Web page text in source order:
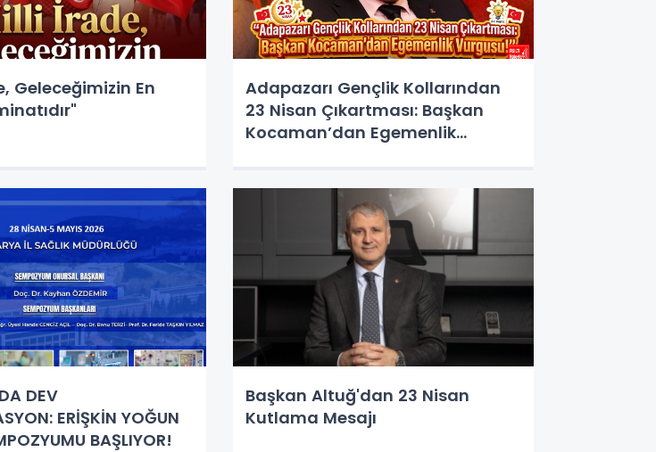
Geleceğimizin En
Adapazarı Gençlik Kollarından
23 Nisan Çıkartması: Başkan
Kocaman’dan Egemenlik
DEV
ERİŞKİN YOĞUN
BAŞLIYOR!
Başkan Altuğ'dan 23 Nisan
Kutlama Mesajı